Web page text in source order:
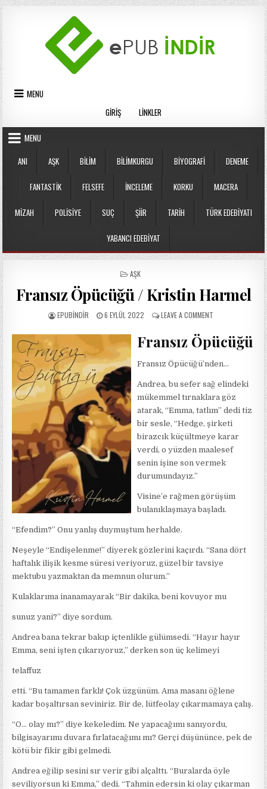
Skip
to
content
MENU
GIRIŞ
LINKLER
MENU
ANI
AŞK BILIM BILIMKURGU BIYOGRAFI DENEME
FANTASTIK FELSEFE İNCELEME KORKU MACERA
MIZAH POLISIYE SUÇ ŞIIR TARIH TÜRK EDEBIYATI
YABANCI EDEBIYAT
POSTED
AŞK
Fransız Öpücüğü / Kristin Harmel
AUTHOR:
EPUBINDIR
PUBLISHED
6 EYLÜL 2022 LEAVE A COMMENTON
ÖPÜCÜĞÜ
/
HARMEL
Fransız Öpücüğü
Fransız Öpücüğü’nden…
Andrea, bu sefer sağ elindeki
mükemmel tırnaklara göz
atarak, “Emma, tatlım” dedi tiz
bir sesle, “Hedge, şirketi
birazcık küçültmeye karar
verdi, o yüzden maalesef
senin işine son vermek
durumundayız.”
Visine’e rağmen görüşüm
bulanıklaşmaya başladı.
“Efendim?” Onu yanlış duymuştum herhalde.
Neşeyle “Endişelenme!” diyerek gözlerini kaçırdı. “Sana dört
haftalık ilişik kesme süresi veriyoruz, güzel bir tavsiye
mektubu yazmaktan da memnun olurum.”
Kulaklarıma inanamayarak “Bir dakika, beni kovuyor mu
sunuz yani?” diye sordum.
Andrea bana tekrar bakıp içtenlikle gülümsedi. “Hayır hayır
Emma, seni işten çıkarıyoruz,” derken son üç kelimeyi
telaffuz
etti. “Bu tamamen farklı! Çok üzgünüm. Ama masanı öğlene
kadar boşaltırsan seviniriz. Bir de, lütfeolay çıkarmamaya çalış.
“O… olay mı?” diye kekeledim. Ne yapacağımı sanıyordu,
bilgisayarımı duvara fırlatacağımı mı? Gerçi düşününce, pek de
kötü bir fikir gibi gelmedi.
Andrea eğilip sesini sır verir gibi alçalttı. “Buralarda öyle
seviliyorsun ki Emma,” dedi. “Tahmin edersin ki olay çıkarman